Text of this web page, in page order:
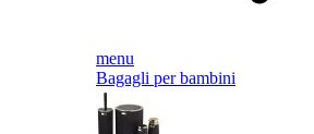
menu
Bagagli per bambini